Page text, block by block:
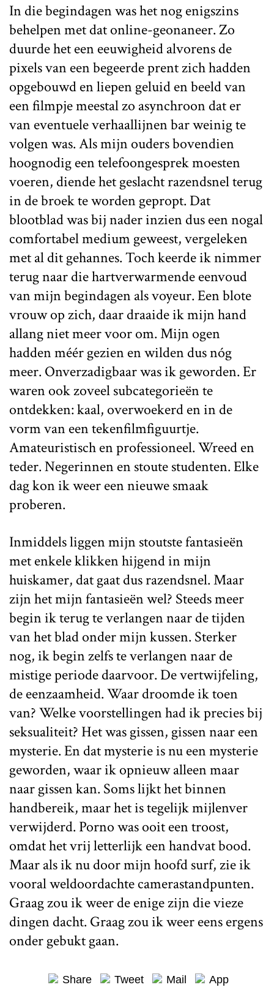
In die begindagen was het nog enigszins
behelpen met dat online-geonaneer. Zo
duurde het een eeuwigheid alvorens de
pixels van een begeerde prent zich hadden
opgebouwd en liepen geluid en beeld van
een filmpje meestal zo asynchroon dat er
van eventuele verhaallijnen bar weinig te
volgen was. Als mijn ouders bovendien
hoognodig een telefoongesprek moesten
voeren, diende het geslacht razendsnel terug
in de broek te worden gepropt. Dat
blootblad was bij nader inzien dus een nogal
comfortabel medium geweest, vergeleken
met al dit gehannes. Toch keerde ik nimmer
terug naar die hartverwarmende eenvoud
van mijn begindagen als voyeur. Een blote
vrouw op zich, daar draaide ik mijn hand
allang niet meer voor om. Mijn ogen
hadden méér gezien en wilden dus nóg
meer. Onverzadigbaar was ik geworden. Er
waren ook zoveel subcategorieën te
ontdekken: kaal, overwoekerd en in de
vorm van een tekenfilmfiguurtje.
Amateuristisch en professioneel. Wreed en
teder. Negerinnen en stoute studenten. Elke
dag kon ik weer een nieuwe smaak
proberen.
Inmiddels liggen mijn stoutste fantasieën
met enkele klikken hijgend in mijn
huiskamer, dat gaat dus razendsnel. Maar
zijn het mijn fantasieën wel? Steeds meer
begin ik terug te verlangen naar de tijden
van het blad onder mijn kussen. Sterker
nog, ik begin zelfs te verlangen naar de
mistige periode daarvoor. De vertwijfeling,
de eenzaamheid. Waar droomde ik toen
van? Welke voorstellingen had ik precies bij
seksualiteit? Het was gissen, gissen naar een
mysterie. En dat mysterie is nu een mysterie
geworden, waar ik opnieuw alleen maar
naar gissen kan. Soms lijkt het binnen
handbereik, maar het is tegelijk mijlenver
verwijderd. Porno was ooit een troost,
omdat het vrij letterlijk een handvat bood.
Maar als ik nu door mijn hoofd surf, zie ik
vooral weldoordachte camerastandpunten.
Graag zou ik weer de enige zijn die vieze
dingen dacht. Graag zou ik weer eens ergens
onder gebukt gaan.
Share Tweet Mail App